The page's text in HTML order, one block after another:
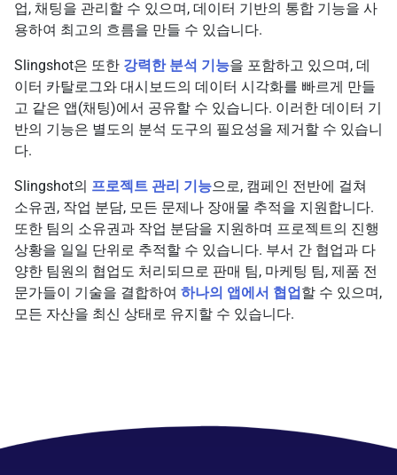
업, 채팅을 관리할 수 있으며, 데이터 기반의 통합 기능을 사
용하여 최고의 흐름을 만들 수 있습니다.
Slingshot은 또한 강력한 분석 기능을 포함하고 있으며, 데
이터 카탈로그와 대시보드의 데이터 시각화를 빠르게 만들
고 같은 앱(채팅)에서 공유할 수 있습니다. 이러한 데이터 기
반의 기능은 별도의 분석 도구의 필요성을 제거할 수 있습니
다.
Slingshot의 프로젝트 관리 기능으로, 캠페인 전반에 걸쳐
소유권, 작업 분담, 모든 문제나 장애물 추적을 지원합니다.
또한 팀의 소유권과 작업 분담을 지원하며 프로젝트의 진행
상황을 일일 단위로 추적할 수 있습니다. 부서 간 협업과 다
양한 팀원의 협업도 처리되므로 판매 팀, 마케팅 팀, 제품 전
문가들이 기술을 결합하여 하나의 앱에서 협업할 수 있으며,
모든 자산을 최신 상태로 유지할 수 있습니다.